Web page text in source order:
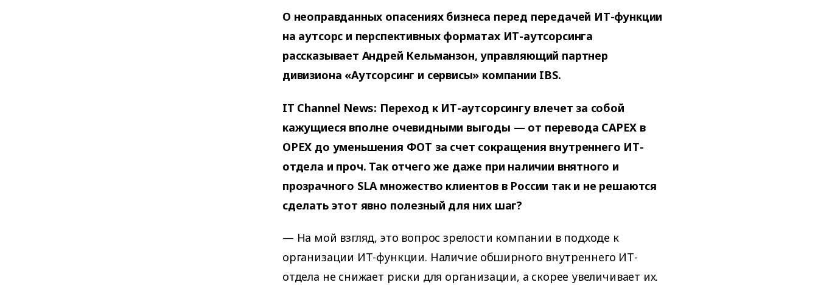
О неоправданных опасениях бизнеса перед передачей ИТ-функции
на аутсорс и перспективных форматах ИТ-аутсорсинга
рассказывает Андрей Кельманзон, управляющий партнер
дивизиона «Аутсорсинг и сервисы» компании IBS.
IT Channel News: Переход к ИТ-аутсорсингу влечет за собой
кажущиеся вполне очевидными выгоды — от перевода CAPEX в
OPEX до уменьшения ФОТ за счет сокращения внутреннего ИТ-
отдела и проч. Так отчего же даже при наличии внятного и
прозрачного SLA множество клиентов в России так и не решаются
сделать этот явно полезный для них шаг?
— На мой взгляд, это вопрос зрелости компании в подходе к
организации ИТ-функции. Наличие обширного внутреннего ИТ-
отдела не снижает риски для организации, а скорее увеличивает их.